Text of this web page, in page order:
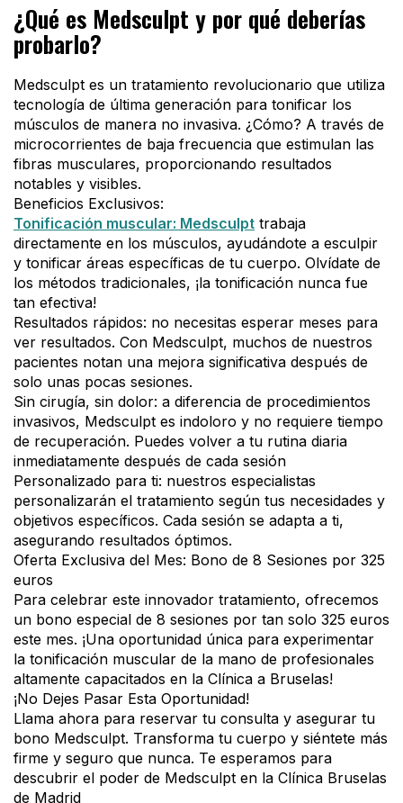
¿Qué es Medsculpt y por qué deberías
probarlo?
Medsculpt es un tratamiento revolucionario que utiliza
tecnología de última generación para tonificar los
músculos de manera no invasiva. ¿Cómo? A través de
microcorrientes de baja frecuencia que estimulan las
fibras musculares, proporcionando resultados
notables y visibles.
Beneficios Exclusivos:
Tonificación muscular: Medsculpt trabaja
directamente en los músculos, ayudándote a esculpir
y tonificar áreas específicas de tu cuerpo. Olvídate de
los métodos tradicionales, ¡la tonificación nunca fue
tan efectiva!
Resultados rápidos: no necesitas esperar meses para
ver resultados. Con Medsculpt, muchos de nuestros
pacientes notan una mejora significativa después de
solo unas pocas sesiones.
Sin cirugía, sin dolor: a diferencia de procedimientos
invasivos, Medsculpt es indoloro y no requiere tiempo
de recuperación. Puedes volver a tu rutina diaria
inmediatamente después de cada sesión
Personalizado para ti: nuestros especialistas
personalizarán el tratamiento según tus necesidades y
objetivos específicos. Cada sesión se adapta a ti,
asegurando resultados óptimos.
Oferta Exclusiva del Mes: Bono de 8 Sesiones por 325
euros
Para celebrar este innovador tratamiento, ofrecemos
un bono especial de 8 sesiones por tan solo 325 euros
este mes. ¡Una oportunidad única para experimentar
la tonificación muscular de la mano de profesionales
altamente capacitados en la Clínica a Bruselas!
¡No Dejes Pasar Esta Oportunidad!
Llama ahora para reservar tu consulta y asegurar tu
bono Medsculpt. Transforma tu cuerpo y siéntete más
firme y seguro que nunca. Te esperamos para
descubrir el poder de Medsculpt en la Clínica Bruselas
de Madrid